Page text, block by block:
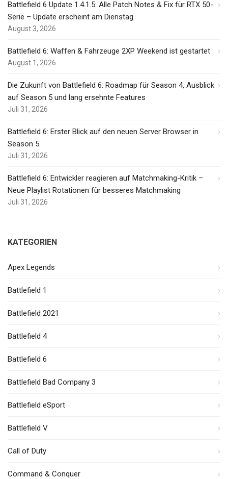
Battlefield 6 Update 1.4.1.5: Alle Patch Notes & Fix für RTX 50-
Serie – Update erscheint am Dienstag
August 3, 2026
Battlefield 6: Waffen & Fahrzeuge 2XP Weekend ist gestartet
August 1, 2026
Die Zukunft von Battlefield 6: Roadmap für Season 4, Ausblick
auf Season 5 und lang ersehnte Features
Juli 31, 2026
Battlefield 6: Erster Blick auf den neuen Server Browser in
Season 5
Juli 31, 2026
Battlefield 6: Entwickler reagieren auf Matchmaking-Kritik –
Neue Playlist Rotationen für besseres Matchmaking
Juli 31, 2026
KATEGORIEN
Apex Legends
Battlefield 1
Battlefield 2021
Battlefield 4
Battlefield 6
Battlefield Bad Company 3
Battlefield eSport
Battlefield V
Call of Duty
Command & Conquer